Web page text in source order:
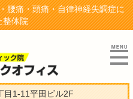
腰痛・頭痛・自律神経失調症に
整体院
目1-11平田ビル2F